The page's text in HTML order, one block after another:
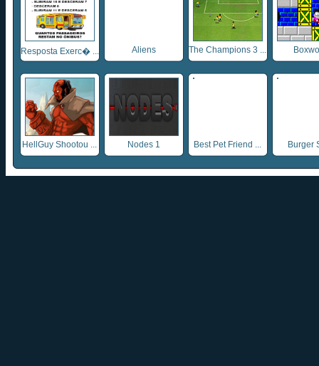
Resposta Exerc� ... Aliens The Champions 3 ...
HellGuy Shootou ... Nodes 1 Best Pet Friend ... Burger